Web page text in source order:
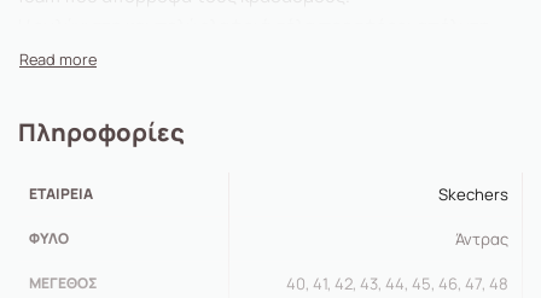
άνεση όλη την ημέρα.
Αναπαυτική εσωτερική σόλα
Κατασκευασμένο από
Πλεκτό και συνθετικό επάνω μέρος με κορδόνι
Ευέλικτη εξωτερική σόλα πρόσφυσης
Πληροφορίες
ΕΤΑΙΡΕΊΑ Skechers
ΦΎΛΟ Άντρας
ΜΈΓΕΘΟΣ 40, 41, 42, 43, 44, 45, 46, 47, 48